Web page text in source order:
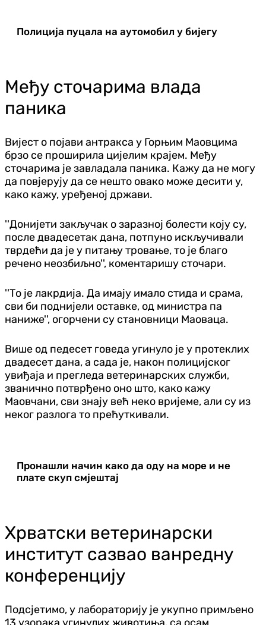
Полиција пуцала на аутомобил у бијегу
Међу сточарима влада
паника
Вијест о појави антракса у Горњим Маовцима
брзо се проширила цијелим крајем. Међу
сточарима је завладала паника. Кажу да не могу
да повјерују да се нешто овако може десити у,
како кажу, уређеној држави.
''Донијети закључак о заразној болести коју су,
после двадесетак дана, потпуно искључивали
тврдећи да је у питању тровање, то је благо
речено неозбиљно'', коментаришу сточари.
''То је лакрдија. Да имају имало стида и срама,
сви би поднијели оставке, од министра па
наниже'', огорчени су становници Маоваца.
Више од педесет говеда угинуло је у протеклих
двадесет дана, а сада је, након полицијског
увиђаја и прегледа ветеринарских служби,
званично потврђено оно што, како кажу
Маовчани, сви знају већ неко вријеме, али су из
неког разлога то прећуткивали.
Пронашли начин како да оду на море и не
плате скуп смјештај
Хрватски ветеринарски
институт сазвао ванредну
конференцију
Подсјетимо, у лабораторију је укупно примљено